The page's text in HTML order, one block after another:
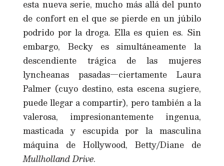
esta nueva serie, mucho más allá del punto
de confort en el que se pierde en un júbilo
podrido por la droga. Ella es quien es. Sin
embargo, Becky es simultáneamente la
descendiente trágica de las mujeres
lyncheanas pasadas—ciertamente Laura
Palmer (cuyo destino, esta escena sugiere,
puede llegar a compartir), pero también a la
valerosa, impresionantemente ingenua,
masticada y escupida por la masculina
máquina de Hollywood, Betty/Diane de
Mullholland Drive.